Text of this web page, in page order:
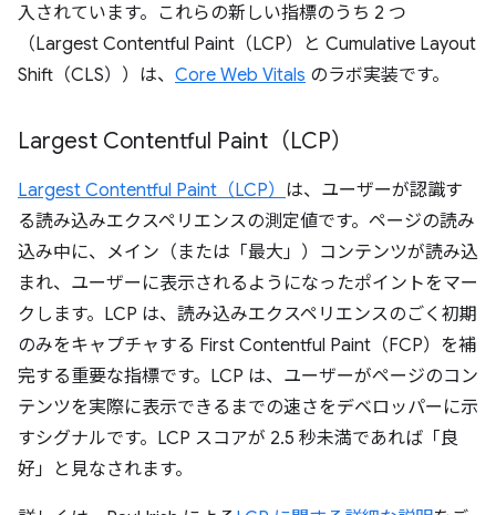
入されています。これらの新しい指標のうち 2 つ
（Largest Contentful Paint（LCP）と Cumulative Layout
Shift（CLS））は、 Core Web Vitals のラボ実装です。
Largest Contentful Paint（LCP）
Largest Contentful Paint（LCP） は、ユーザーが認識す
る読み込みエクスペリエンスの測定値です。ページの読み
込み中に、メイン（または「最大」）コンテンツが読み込
まれ、ユーザーに表示されるようになったポイントをマー
クします。LCP は、読み込みエクスペリエンスのごく初期
のみをキャプチャする First Contentful Paint（FCP）を補
完する重要な指標です。LCP は、ユーザーがページのコン
テンツを実際に表示できるまでの速さをデベロッパーに示
すシグナルです。LCP スコアが 2.5 秒未満であれば「良
好」と見なされます。